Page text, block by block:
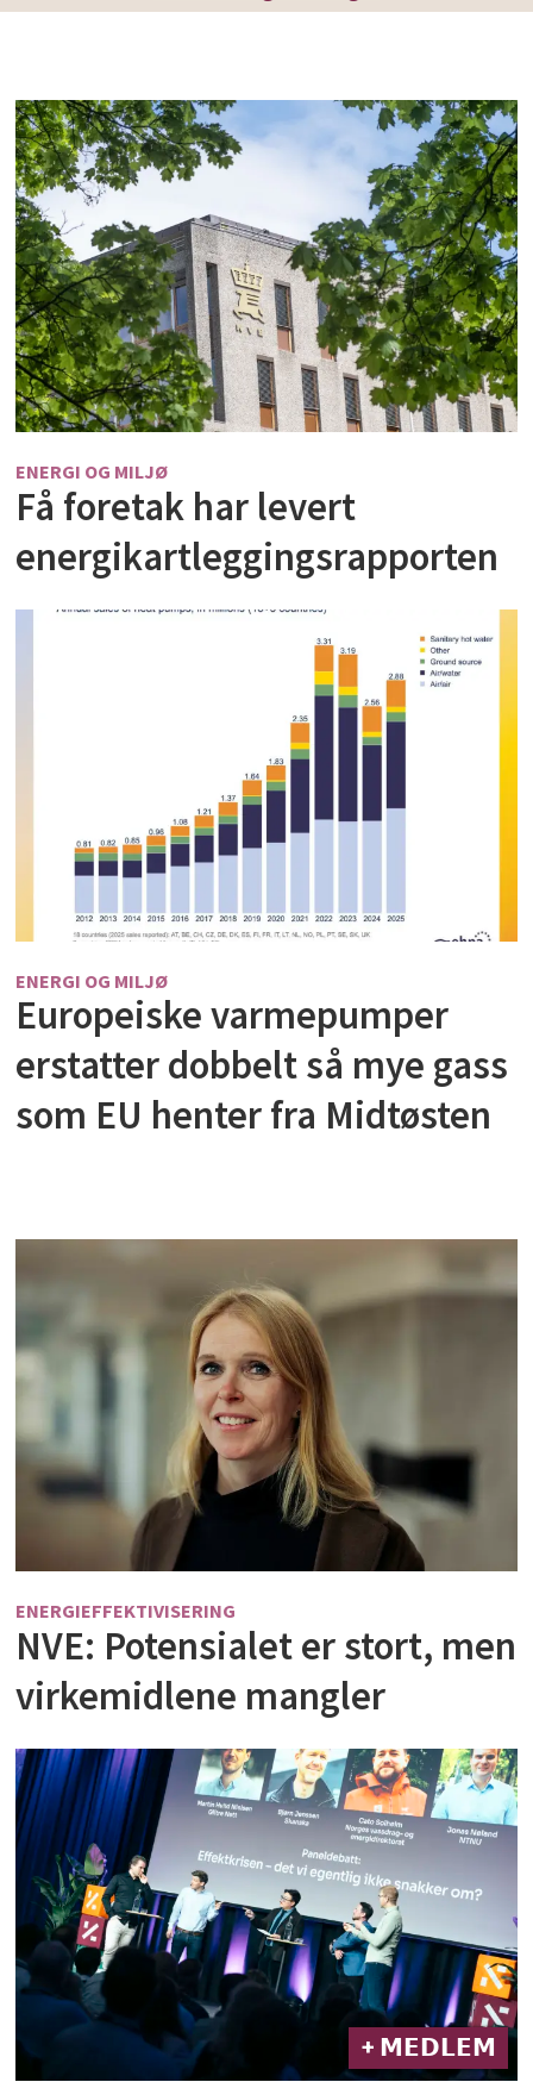
ENERGI OG MILJØ
Få foretak har levert
energikartleggingsrapporten
ENERGI OG MILJØ
Europeiske varmepumper
erstatter dobbelt så mye gass
som EU henter fra Midtøsten
ENERGIEFFEKTIVISERING
NVE: Potensialet er stort, men
virkemidlene mangler
+ 𝗠𝗘𝗗𝗟𝗘𝗠